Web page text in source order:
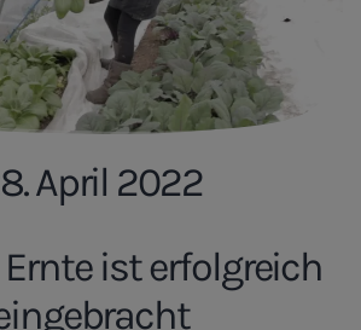
April 2022
Ernte ist erfolgreich